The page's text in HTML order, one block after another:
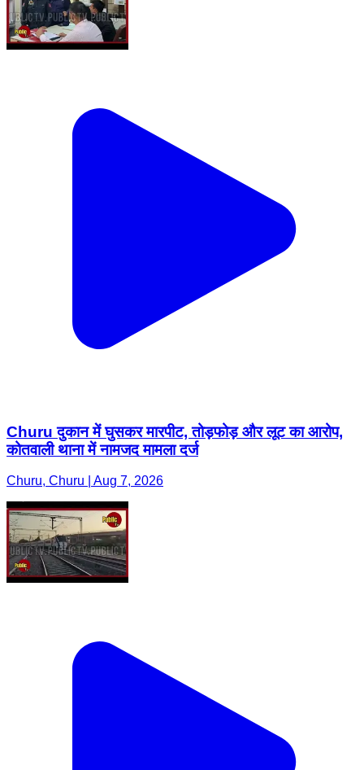
Churu दुकान में घुसकर मारपीट, तोड़फोड़ और लूट का आरोप,
कोतवाली थाना में नामजद मामला दर्ज
Churu, Churu | Aug 7, 2026